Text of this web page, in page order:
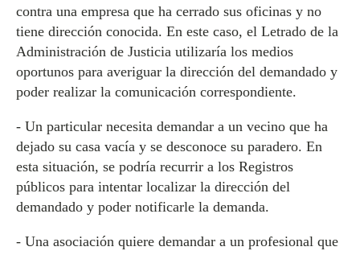
contra una empresa que ha cerrado sus oficinas y no
tiene dirección conocida. En este caso, el Letrado de la
Administración de Justicia utilizaría los medios
oportunos para averiguar la dirección del demandado y
poder realizar la comunicación correspondiente.
- Un particular necesita demandar a un vecino que ha
dejado su casa vacía y se desconoce su paradero. En
esta situación, se podría recurrir a los Registros
públicos para intentar localizar la dirección del
demandado y poder notificarle la demanda.
- Una asociación quiere demandar a un profesional que